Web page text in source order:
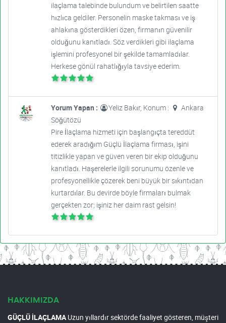
ilaçlama talebinde bulundum ve belirtilen saatte
hızlıca geldiler. Personelin maske takması ve iş
ahlakına gösterdikleri özen, firmanın güvenilir
olduğunu kanıtladı. Söz verdikleri gibi ilaçlama
işlemini profesyonel bir şekilde tamamladılar.
Herkese gönül rahatlığıyla tavsiye ederim.
Yorum Yapan : Yeliz Bakır, Konum :
Ankara
Söğütözü
Pire İlaçlama hizmeti için başlangıçta tereddüt
ederek aradığım Güçlü İlaçlama firması, işini
titizlikle yapan ve güven veren bir ekip olduğunu
kanıtladı. Haşerelerle ilgili sorunumu özenle ve
profesyonellikle çözerek beni büyük bir sıkıntıdan
kurtardılar. Bu devirde böyle firmaları bulmak
gerçekten zor; işiniz her daim rast gelsin!
HAKKIMIZDA
GÜÇLÜ İLAÇLAMAUzun yıllardır sektörde faaliyet gösteren, müşteri